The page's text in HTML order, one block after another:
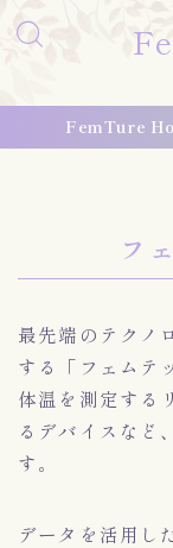
FemTure
フ
最先端のテクノ
する「フェムテ
体温を測定する
るデバイスなど
す。
データを活用し